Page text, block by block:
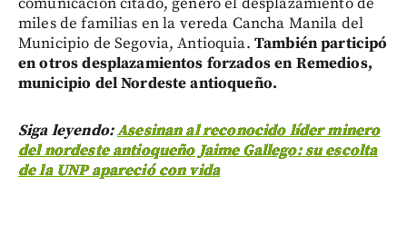
miles de familias en la vereda Cancha Manila del
Municipio de Segovia, Antioquia. También participó
en otros desplazamientos forzados en Remedios,
municipio del Nordeste antioqueño.
Siga leyendo:Asesinan al reconocido líder minero
del nordeste antioqueño Jaime Gallego: su escolta
de la UNP apareció con vida